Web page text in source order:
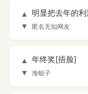
▲
▼
明显把去年的
匿名无知网友
▲
▼
年终奖[捂脸]
海蛎子